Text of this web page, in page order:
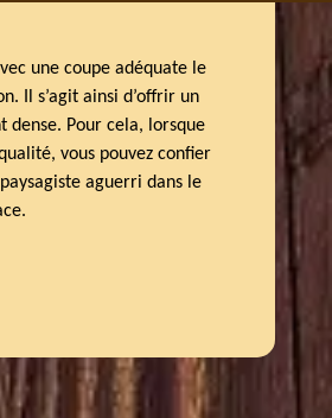
une coupe adéquate le
Il s’agit ainsi d’offrir un
dense. Pour cela, lorsque
vous pouvez confier
aguerri dans le